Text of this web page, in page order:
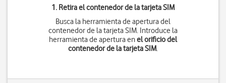
1. Retira el contenedor de la tarjeta SIM
Busca la herramienta de apertura del
contenedor de la tarjeta SIM. Introduce la
herramienta de apertura enel orificio del
contenedor de la tarjeta SIM.